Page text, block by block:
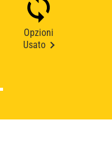
Opzioni
Usato